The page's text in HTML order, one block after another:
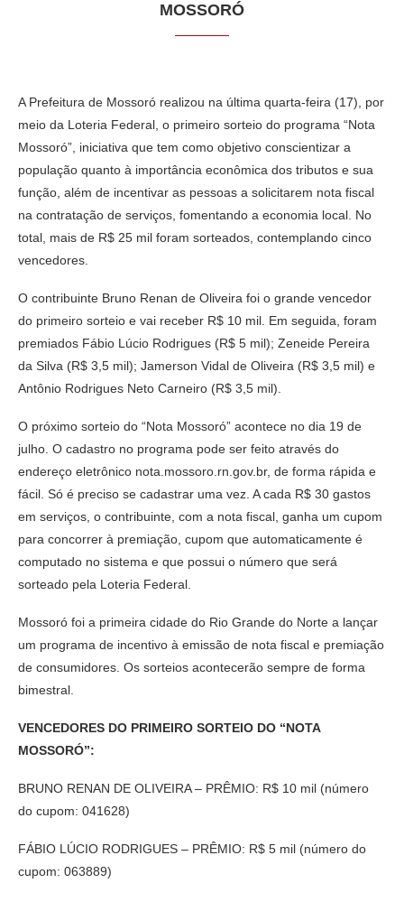
MOSSORÓ
A Prefeitura de Mossoró realizou na última quarta-feira (17), por
meio da Loteria Federal, o primeiro sorteio do programa “Nota
Mossoró”, iniciativa que tem como objetivo conscientizar a
população quanto à importância econômica dos tributos e sua
função, além de incentivar as pessoas a solicitarem nota fiscal
na contratação de serviços, fomentando a economia local. No
total, mais de R$ 25 mil foram sorteados, contemplando cinco
vencedores.
O contribuinte Bruno Renan de Oliveira foi o grande vencedor
do primeiro sorteio e vai receber R$ 10 mil. Em seguida, foram
premiados Fábio Lúcio Rodrigues (R$ 5 mil); Zeneide Pereira
da Silva (R$ 3,5 mil); Jamerson Vidal de Oliveira (R$ 3,5 mil) e
Antônio Rodrigues Neto Carneiro (R$ 3,5 mil).
O próximo sorteio do “Nota Mossoró” acontece no dia 19 de
julho. O cadastro no programa pode ser feito através do
endereço eletrônico nota.mossoro.rn.gov.br, de forma rápida e
fácil. Só é preciso se cadastrar uma vez. A cada R$ 30 gastos
em serviços, o contribuinte, com a nota fiscal, ganha um cupom
para concorrer à premiação, cupom que automaticamente é
computado no sistema e que possui o número que será
sorteado pela Loteria Federal.
Mossoró foi a primeira cidade do Rio Grande do Norte a lançar
um programa de incentivo à emissão de nota fiscal e premiação
de consumidores. Os sorteios acontecerão sempre de forma
bimestral.
VENCEDORES DO PRIMEIRO SORTEIO DO “NOTA
MOSSORÓ”:
BRUNO RENAN DE OLIVEIRA – PRÊMIO: R$ 10 mil (número
do cupom: 041628)
FÁBIO LÚCIO RODRIGUES – PRÊMIO: R$ 5 mil (número do
cupom: 063889)